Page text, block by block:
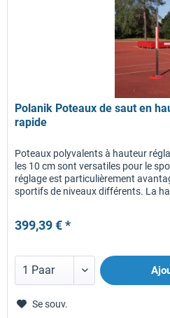
Polanik Poteaux de saut en
rapide
Poteaux polyvalents à hauteur
les 10 cm sont versatiles pour le
réglage est particulièrement
sportifs de niveaux différents. La
399,39 € *
Se souv.